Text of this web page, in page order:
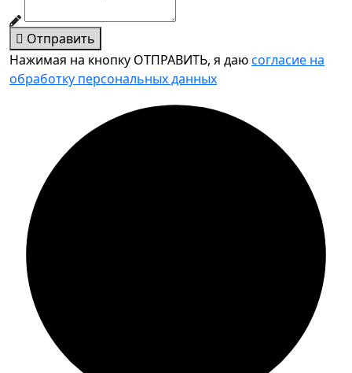
Отправить
Нажимая на кнопку ОТПРАВИТЬ, я даюсогласие на
обработку персональных данных